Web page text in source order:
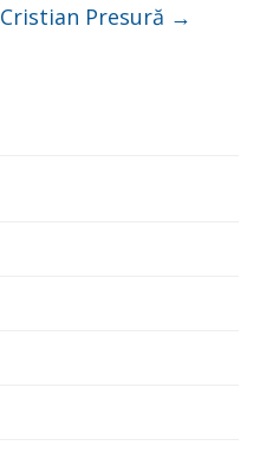
Cristian Presură →